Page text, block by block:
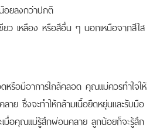
อยลงกว่าปกติ
ยว เหลือง หรือสีอื่น ๆ นอกเหนือจากสีใส
หรือมีอาการใกล้คลอด คุณแม่ควรทำใจให้
าย ซึ่งจะทำให้กล้ามเนื้อยืดหยุ่นและรับมือ
เมื่อคุณแม่รู้สึกผ่อนคลาย ลูกน้อยก็จะรู้สึก